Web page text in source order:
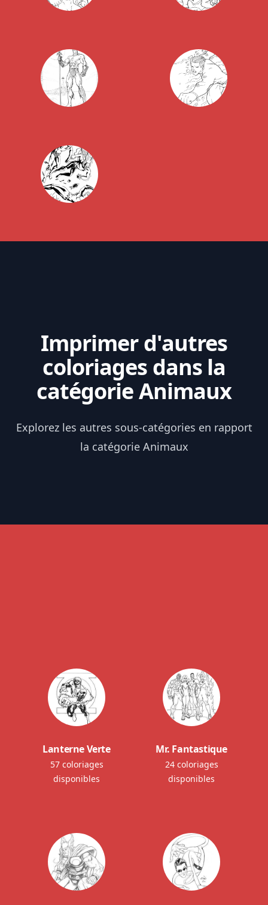
Imprimer d'autres
coloriages dans la
catégorie Animaux
Explorez les autres sous-catégories en rapport
la catégorie Animaux
Lanterne Verte
57 coloriages
disponibles
Mr. Fantastique
24 coloriages
disponibles